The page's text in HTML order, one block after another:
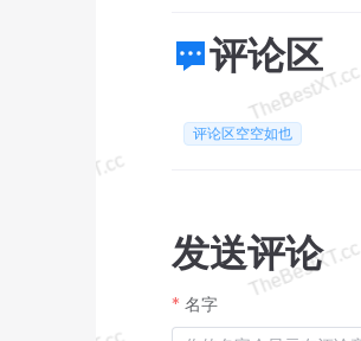
评论区
评论区空空如也
发送评论
名字